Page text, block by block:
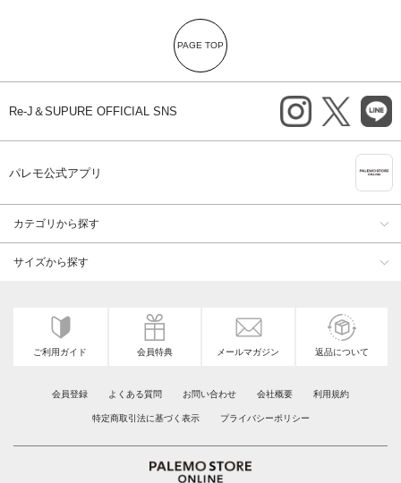
PAGE TOP
Re-J＆SUPURE OFFICIAL SNS
instagram
パレモ公式アプリ
カテゴリから探す
サイズから探す
ご利用ガイド 会員特典 メールマガジン 返品について
会員登録 よくある質問 お問い合わせ 会社概要 利用規約
特定商取引法に基づく表示 プライバシーポリシー